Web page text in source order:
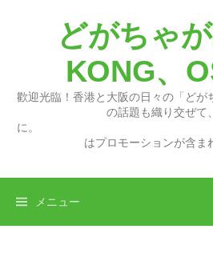
どがちゃ
KONG、
歡迎光臨！香港と大阪の日々の「どが
の話題も織り交ぜて
に。 ＜本
はプロモーションが含ま
メニュー